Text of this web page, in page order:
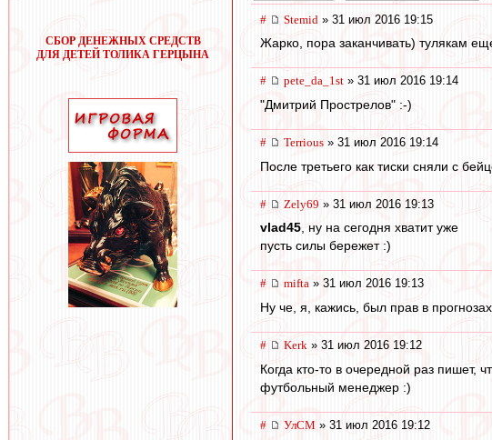
СБОР ДЕНЕЖНЫХ СРЕДСТВ
ДЛЯ ДЕТЕЙ ТОЛИКА ГЕРЦЫНА
# Stemid » 31 июл 2016 19:15
Жарко, пора заканчивать) тулякам
# pete_da_1st » 31 июл 2016 19:14
"Дмитрий Прострелов" :-)
# Terrious » 31 июл 2016 19:14
После третьего как тиски сняли с
# Zely69 » 31 июл 2016 19:13
vlad45, ну на сегодня хватит уже
пусть силы бережет :)
# mifta » 31 июл 2016 19:13
Ну че, я, кажись, был прав в
# Kerk » 31 июл 2016 19:12
Когда кто-то в очередной раз пишет,
футбольный менеджер :)
# УлСМ » 31 июл 2016 19:12